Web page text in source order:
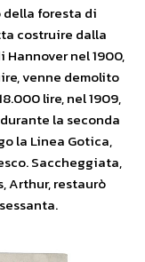
della foresta di
costruire dalla
nel 1900,
venne demolito
lire, nel 1909,
la seconda
la Linea Gotica,
Saccheggiata,
Arthur, restaurò